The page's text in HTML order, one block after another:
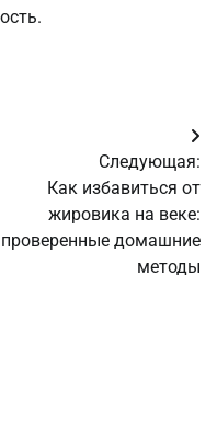
Следующая:
Как избавиться от
жировика на веке:
проверенные домашние
методы